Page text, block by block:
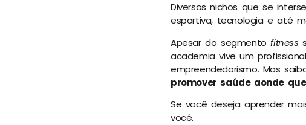
Diversos nichos que se
esportiva, tecnologia e até
Apesar do segmentofitness
academia vive um
empreendedorismo. Mas
promover saúde aonde
Se você deseja aprender
você.